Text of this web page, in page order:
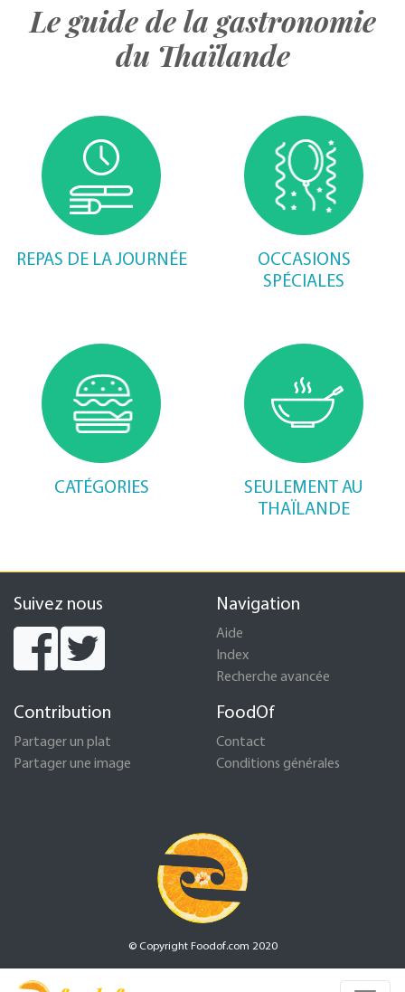
Le guide de la gastronomie
du Thaïlande
REPAS DE LA JOURNÉE
OCCASIONS
SPÉCIALES
CATÉGORIES
SEULEMENT AU
THAÏLANDE
Suivez nous Navigation
Aide
Index
Recherche avancée
Contribution
Partager un plat
Partager une image
FoodOf
Contact
Conditions générales
© Copyright Foodof.com 2020